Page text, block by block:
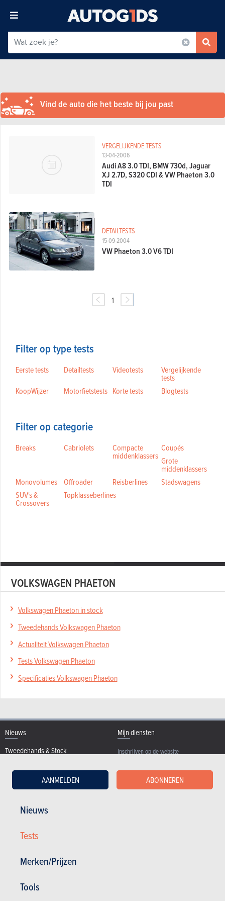
Nieuws
Tests
Merken/Prijzen
Tools
AANMELDEN ABONNEREN
Vind de auto die het beste bij jou past
13-04-2006
VERGELIJKENDE TESTS
Audi A8 3.0 TDI, BMW 730d, Jaguar
XJ 2.7D, S320 CDI & VW Phaeton 3.0
TDI
15-09-2004
DETAILTESTS
VW Phaeton 3.0 V6 TDI
1
Filter op type tests
Eerste tests Detailtests Videotests Vergelijkende
tests
KoopWijzer
Motorfietstests Korte tests Blogtests
Filter op categorie
Breaks Cabriolets Compacte
middenklassers
Coupés
Grote
middenklassers
Monovolumes
Offroader Reisberlines
Stadswagens
SUV's &
Crossovers
Topklasseberlines
VOLKSWAGEN PHAETON
Volkswagen Phaeton in stock
Tweedehands Volkswagen Phaeton
Actualiteit Volkswagen Phaeton
Tests Volkswagen Phaeton
Specificaties Volkswagen Phaeton
Nieuws
Tweedehands & Stock
Autotests
Intellectuele eigendomsrechten
Powered with
Mijn diensten
Inschrijven op de website